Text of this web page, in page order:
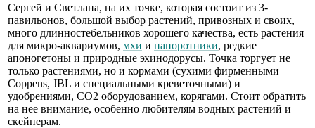
Сергей и Светлана, на их точке, которая состоит из 3-
павильонов, большой выбор растений, привозных и своих,
много длинностебельников хорошего качества, есть растения
для микро-аквариумов, мхи и папоротники, редкие
апоногетоны и природные эхинодорусы. Точка торгует не
только растениями, но и кормами (сухими фирменными
Coppens, JBL и специальными креветочными) и
удобрениями, СО2 оборудованием, корягами. Стоит обратить
на нее внимание, особенно любителям водных растений и
скейперам.